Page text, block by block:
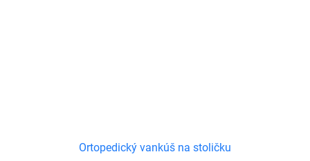
Ortopedický vankúš na stoličku